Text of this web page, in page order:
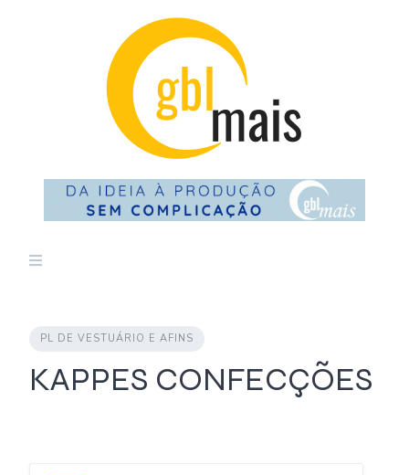
PL DE VESTUÁRIO E AFINS
KAPPES CONFECÇÕES